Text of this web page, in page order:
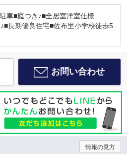
車■庭つき♪■全居室洋室仕様
長期優良住宅■佐布里小学校徒歩5
お問い合わせ
情報の見方